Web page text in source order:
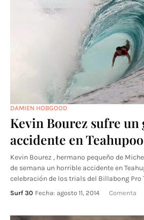
DAMIEN HOBGOOD
Kevin Bourez sufre un
accidente en Teahupoo
Kevin Bourez , hermano pequeño de
de semana un horrible accidente en
celebración de los trials del Billabong Pro
Surf 30 Fecha: agosto 11, 2014 Comenta